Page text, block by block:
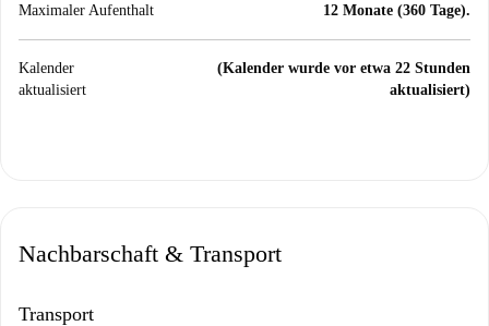
Maximaler Aufenthalt 12 Monate (360 Tage).
Kalender
aktualisiert
(Kalender wurde vor etwa 22 Stunden
aktualisiert)
Nachbarschaft & Transport
Transport